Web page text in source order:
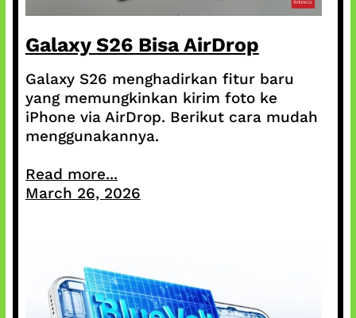
Galaxy S26 Bisa AirDrop
Galaxy S26 menghadirkan fitur baru
yang memungkinkan kirim foto ke
iPhone via AirDrop. Berikut cara mudah
menggunakannya.
Read more...
March 26, 2026